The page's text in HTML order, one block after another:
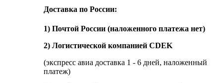
Доставка по России:
1) Почтой России (наложенного платежа нет)
2) Логистической компанией CDEK
(экспресс авиа доставка 1 - 6 дней, наложенный
платеж)